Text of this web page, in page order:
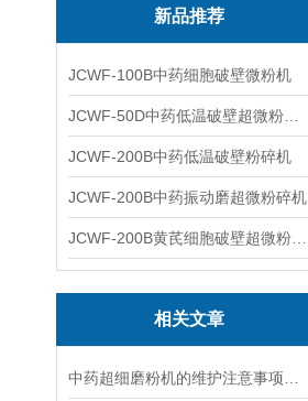
新品推荐
JCWF-100B中药细胞破壁微粉机
JCWF-200B中药低温破壁粉碎机
JCWF-200B中药振动磨超微粉碎机
相关文章